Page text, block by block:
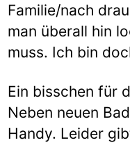
Familie/nach
man überall hin
muss. Ich bin
Ein bisschen für
Neben neuen
Handy. Leider